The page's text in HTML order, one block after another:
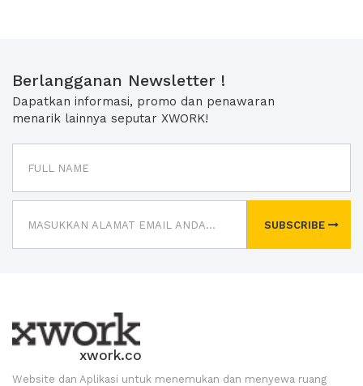
Berlangganan Newsletter !
Dapatkan informasi, promo dan penawaran
menarik lainnya seputar XWORK!
SUBSCRIBE
xwork.co
Website dan Aplikasi untuk menemukan dan menyewa ruang